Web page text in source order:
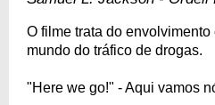
O filme trata do
mundo do tráfico de drogas.
"Here we go!" - Aqui vamos